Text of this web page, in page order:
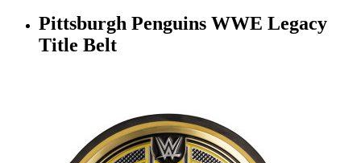
Pittsburgh Penguins WWE Legacy
Title Belt